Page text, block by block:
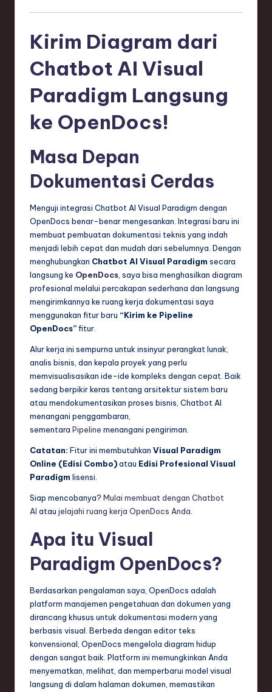
Kirim Diagram dari
Chatbot AI Visual
Paradigm Langsung
ke OpenDocs!
Masa Depan
Dokumentasi Cerdas
Menguji integrasi Chatbot AI Visual Paradigm dengan
OpenDocs benar-benar mengesankan. Integrasi baru ini
membuat pembuatan dokumentasi teknis yang indah
menjadi lebih cepat dan mudah dari sebelumnya. Dengan
menghubungkan Chatbot AI Visual Paradigm secara
langsung ke OpenDocs , saya bisa menghasilkan diagram
profesional melalui percakapan sederhana dan langsung
mengirimkannya ke ruang kerja dokumentasi saya
menggunakan fitur baru “Kirim ke Pipeline
OpenDocs”fitur.
Alur kerja ini sempurna untuk insinyur perangkat lunak,
analis bisnis, dan kepala proyek yang perlu
memvisualisasikan ide-ide kompleks dengan cepat. Baik
sedang berpikir keras tentang arsitektur sistem baru
atau mendokumentasikan proses bisnis, Chatbot AI
menangani penggambaran,
sementara Pipeline menangani pengiriman.
Catatan: Fitur ini membutuhkan Visual Paradigm
Online (Edisi Combo)atau Edisi Profesional Visual
Paradigm lisensi.
Siap mencobanya? Mulai membuat dengan Chatbot
AI atau jelajahi ruang kerja OpenDocs Anda
Apa itu Visual
Paradigm OpenDocs?
Berdasarkan pengalaman saya, OpenDocs adalah
platform manajemen pengetahuan dan dokumen yang
dirancang khusus untuk dokumentasi modern yang
berbasis visual. Berbeda dengan editor teks
konvensional, OpenDocs mengelola diagram hidup
dengan sangat baik. Platform ini memungkinkan Anda
menyematkan, melihat, dan memperbarui model visual
langsung di dalam halaman dokumen, memastikan